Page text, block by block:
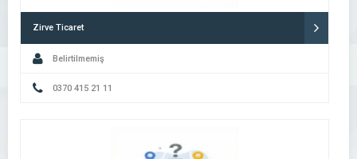
Zirve Ticaret
Belirtilmemiş
0370 415 21 11